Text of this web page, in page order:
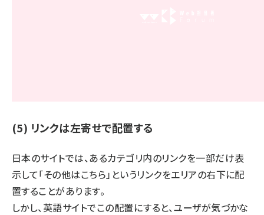
(5) リンクは左寄せで配置する
日本のサイトでは、あるカテゴリ内のリンクを一部だけ表
示して「その他はこちら」というリンクをエリアの右下に配
置することがあります。
しかし、英語サイトでこの配置にすると、ユーザが気づかな